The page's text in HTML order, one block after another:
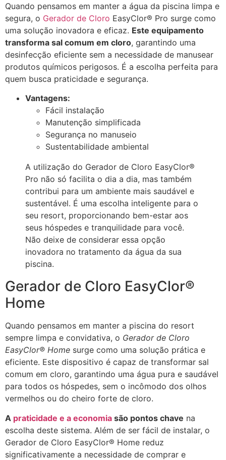
Quando pensamos em manter a água da piscina limpa e
segura, o Gerador de Cloro EasyClor® Pro surge como
uma solução inovadora e eficaz. Este equipamento
transforma sal comum em cloro, garantindo uma
desinfecção eficiente sem a necessidade de manusear
produtos químicos perigosos. É a escolha perfeita para
quem busca praticidade e segurança.
Vantagens:
Fácil instalação
Manutenção simplificada
Segurança no manuseio
Sustentabilidade ambiental
A utilização do Gerador de Cloro EasyClor®
Pro não só facilita o dia a dia, mas também
contribui para um ambiente mais saudável e
sustentável. É uma escolha inteligente para o
seu resort, proporcionando bem-estar aos
seus hóspedes e tranquilidade para você.
Não deixe de considerar essa opção
inovadora no tratamento da água da sua
piscina.
Gerador de Cloro EasyClor®
Home
Quando pensamos em manter a piscina do resort
sempre limpa e convidativa, o Gerador de Cloro
EasyClor® Home surge como uma solução prática e
eficiente. Este dispositivo é capaz de transformar sal
comum em cloro, garantindo uma água pura e saudável
para todos os hóspedes, sem o incômodo dos olhos
vermelhos ou do cheiro forte de cloro.
A praticidade e a economia são pontos chave na
escolha deste sistema. Além de ser fácil de instalar, o
Gerador de Cloro EasyClor® Home reduz
significativamente a necessidade de comprar e